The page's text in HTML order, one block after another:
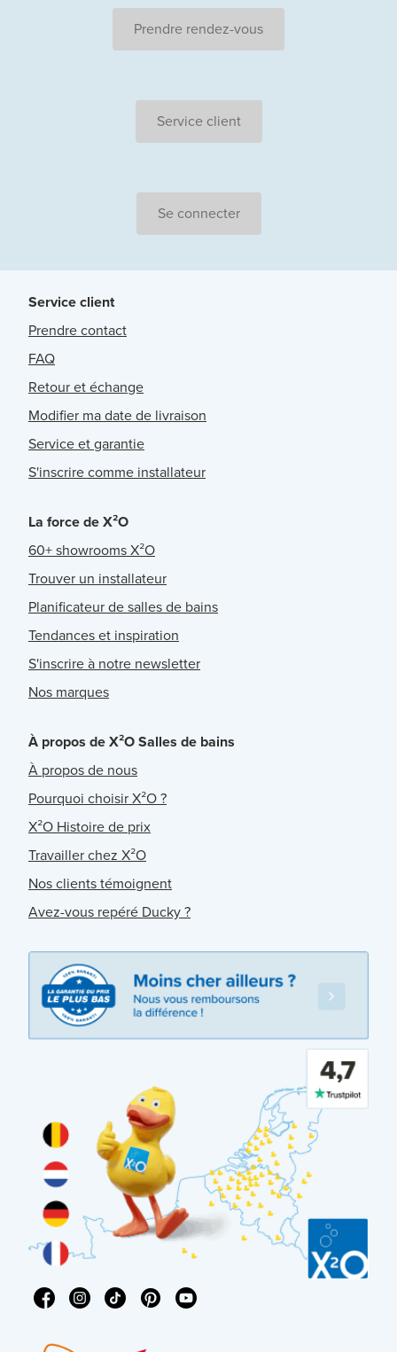
Prendre rendez-vous
Service client
Se connecter
Service client
Prendre contact
FAQ
Retour et échange
Modifier ma date de livraison
Service et garantie
S'inscrire comme installateur
La force de X²O
60+ showrooms X²O
Trouver un installateur
Planificateur de salles de bains
Tendances et inspiration
S'inscrire à notre newsletter
Nos marques
À propos de X²O Salles de bains
À propos de nous
Pourquoi choisir X²O ?
X²O Histoire de prix
Travailler chez X²O
Nos clients témoignent
Avez-vous repéré Ducky ?